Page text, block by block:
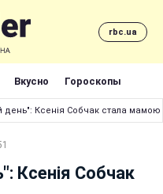
rbc.ua
Вкусно Гороскопы
день": Ксенія Собчак стала мамою
Ксенія Собчак